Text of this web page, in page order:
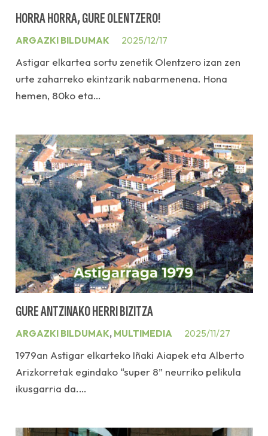
HORRA HORRA, GURE OLENTZERO!
ARGAZKI BILDUMAK 2025/12/17
Astigar elkartea sortu zenetik Olentzero izan zen
urte zaharreko ekintzarik nabarmenena. Hona
hemen, 80ko eta…
GURE ANTZINAKO HERRI BIZITZA
ARGAZKI BILDUMAK, MULTIMEDIA 2025/11/27
1979an Astigar elkarteko Iñaki Aiapek eta Alberto
Arizkorretak egindako “super 8” neurriko pelikula
ikusgarria da.…